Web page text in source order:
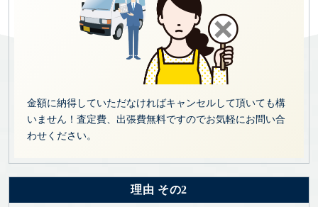
金額に納得していただなければキャンセルして頂いても構
いません！査定費、出張費無料ですのでお気軽にお問い合
わせください。
理由 その2